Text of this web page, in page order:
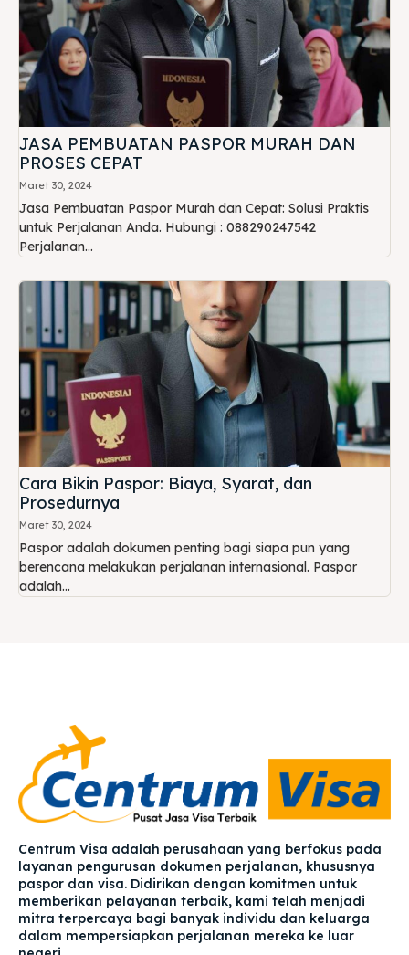
JASA PEMBUATAN PASPOR MURAH DAN
PROSES CEPAT
Maret 30, 2024
Jasa Pembuatan Paspor Murah dan Cepat: Solusi Praktis
untuk Perjalanan Anda. Hubungi : 088290247542
Perjalanan...
Cara Bikin Paspor: Biaya, Syarat, dan
Prosedurnya
Maret 30, 2024
Paspor adalah dokumen penting bagi siapa pun yang
berencana melakukan perjalanan internasional. Paspor
adalah...
Centrum Visa adalah perusahaan yang berfokus pada
layanan pengurusan dokumen perjalanan, khususnya
paspor dan visa. Didirikan dengan komitmen untuk
memberikan pelayanan terbaik, kami telah menjadi
mitra terpercaya bagi banyak individu dan keluarga
dalam mempersiapkan perjalanan mereka ke luar